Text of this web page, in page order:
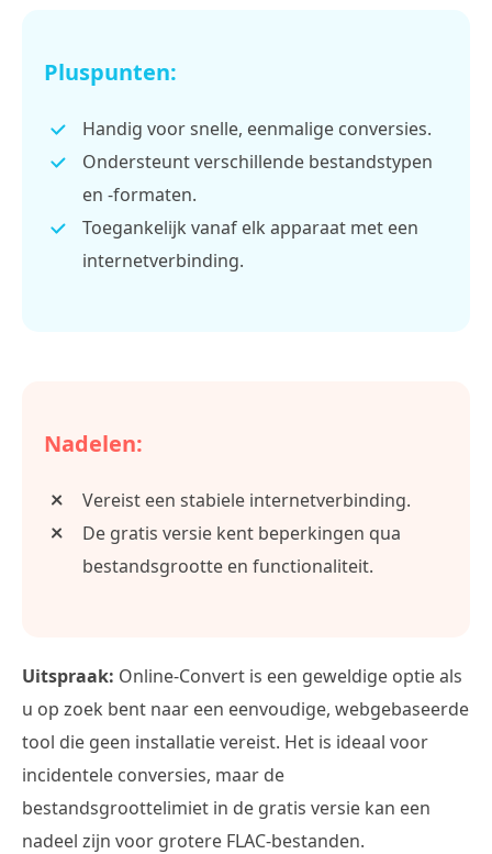
Pluspunten:
Handig voor snelle, eenmalige conversies.
Ondersteunt verschillende bestandstypen
en -formaten.
Toegankelijk vanaf elk apparaat met een
internetverbinding.
Nadelen:
Vereist een stabiele internetverbinding.
De gratis versie kent beperkingen qua
bestandsgrootte en functionaliteit.
Uitspraak: Online-Convert is een geweldige optie als
u op zoek bent naar een eenvoudige, webgebaseerde
tool die geen installatie vereist. Het is ideaal voor
incidentele conversies, maar de
bestandsgroottelimiet in de gratis versie kan een
nadeel zijn voor grotere FLAC-bestanden.